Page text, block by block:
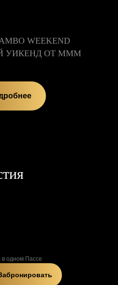
WEEKEND
УИКЕНД ОТ МММ
в одном Пассе